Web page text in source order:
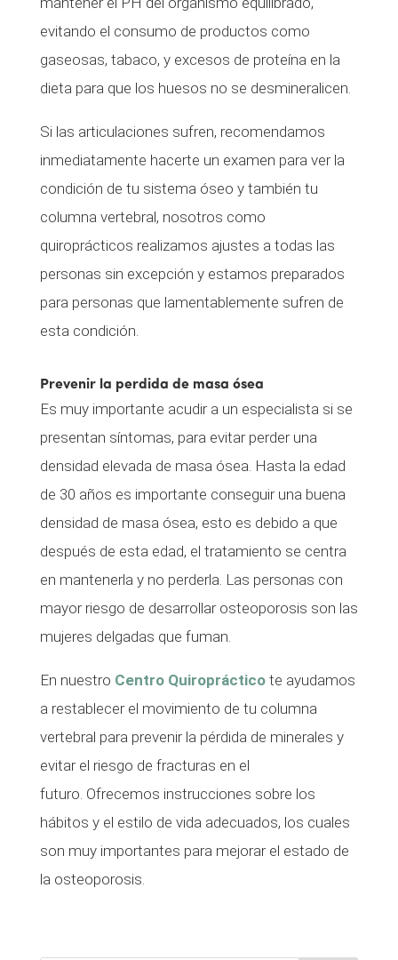
evitando el consumo de productos como
gaseosas, tabaco, y excesos de proteína en la
dieta para que los huesos no se desmineralicen.
Si las articulaciones sufren, recomendamos
inmediatamente hacerte un examen para ver la
condición de tu sistema óseo y también tu
columna vertebral, nosotros como
quiroprácticos realizamos ajustes a todas las
personas sin excepción y estamos preparados
para personas que lamentablemente sufren de
esta condición.
Prevenir la perdida de masa ósea
Es muy importante acudir a un especialista si se
presentan síntomas, para evitar perder una
densidad elevada de masa ósea. Hasta la edad
de 30 años es importante conseguir una buena
densidad de masa ósea, esto es debido a que
después de esta edad, el tratamiento se centra
en mantenerla y no perderla. Las personas con
mayor riesgo de desarrollar osteoporosis son las
mujeres delgadas que fuman.
En nuestro Centro Quiropráctico te ayudamos
a restablecer el movimiento de tu columna
vertebral para prevenir la pérdida de minerales y
evitar el riesgo de fracturas en el
futuro. Ofrecemos instrucciones sobre los
hábitos y el estilo de vida adecuados, los cuales
son muy importantes para mejorar el estado de
la osteoporosis.